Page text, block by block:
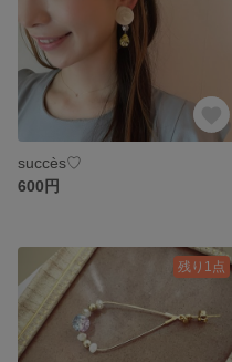
succès♡
600円
残り1点